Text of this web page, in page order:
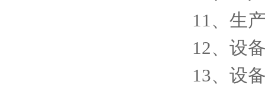
11、生
12、设
13、设